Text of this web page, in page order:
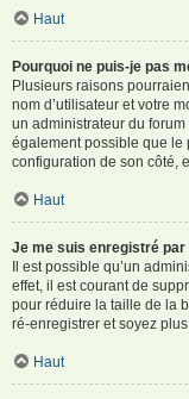
Haut
Pourquoi ne puis-je pas
Plusieurs raisons
nom d’utilisateur et votre
un administrateur du
également possible que le
configuration de son côté,
Haut
Je me suis enregistré
Il est possible qu’un
effet, il est courant de
pour réduire la taille de la
ré-enregistrer et soyez
Haut